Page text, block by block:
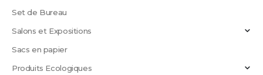
Set de Bureau
Salons et Expositions
Sacs en papier
Produits Ecologiques